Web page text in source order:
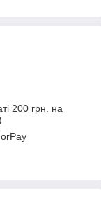
200 грн. на